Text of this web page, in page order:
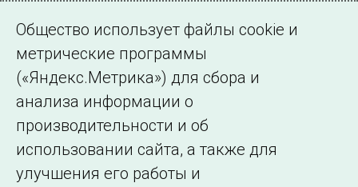
кубометров метановой фракции ежегодно.
← Все публикации
Подписаться на новости
Общество использует файлы cookie и
метрические программы
(«Яндекс.Метрика») для сбора и
анализа информации о
производительности и об
использовании сайта, а также для
улучшения его работы и